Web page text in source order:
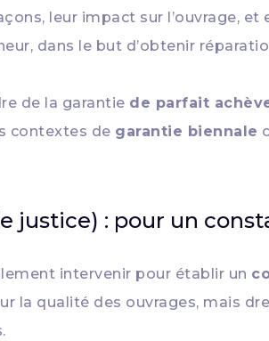
leur impact sur l’ouvrage,
dans le but d’obtenir
de la garantie de parfait
contextes de garantie biennale
justice) : pour un
intervenir pour établir un
la qualité des ouvrages, mais